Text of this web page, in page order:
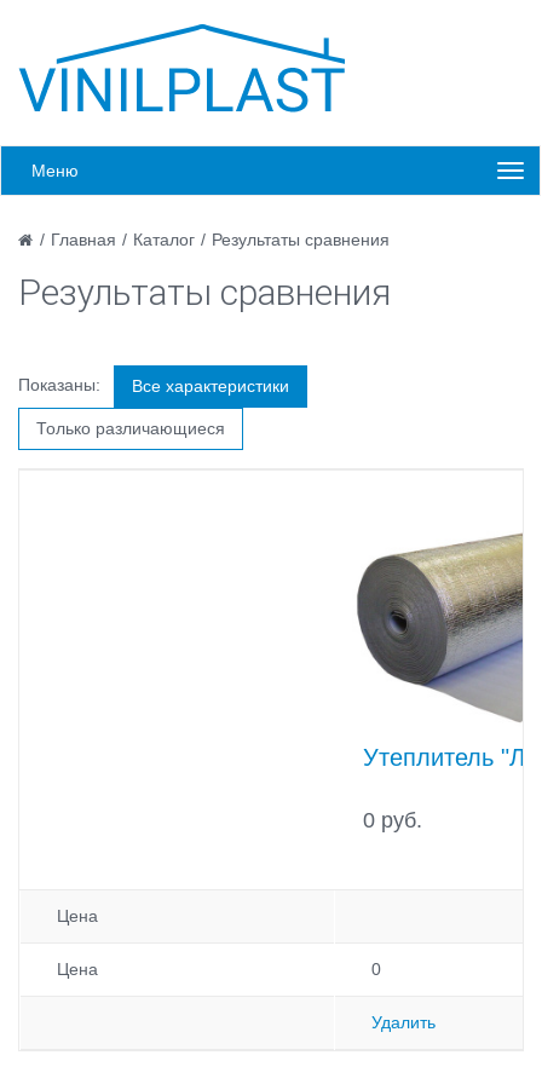
Меню
/ Главная / Каталог / Результаты сравнения
Результаты сравнения
Показаны: Все характеристики
Только различающиеся
Утеплитель
0 руб.
Цена
Цена 0
Удалить